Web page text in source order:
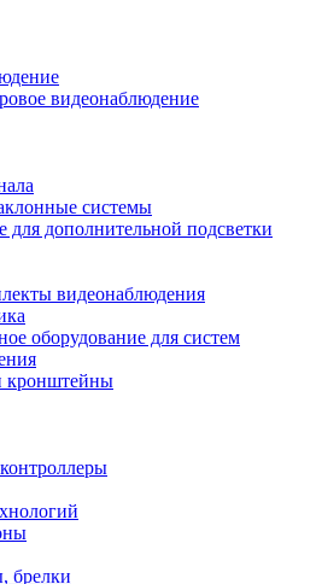
видеонаблюдение
системы
для дополнительной подсветки
видеонаблюдения
оборудование для систем
кронштейны
брелки